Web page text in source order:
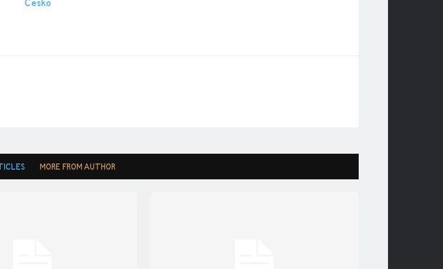
MORE FROM AUTHOR